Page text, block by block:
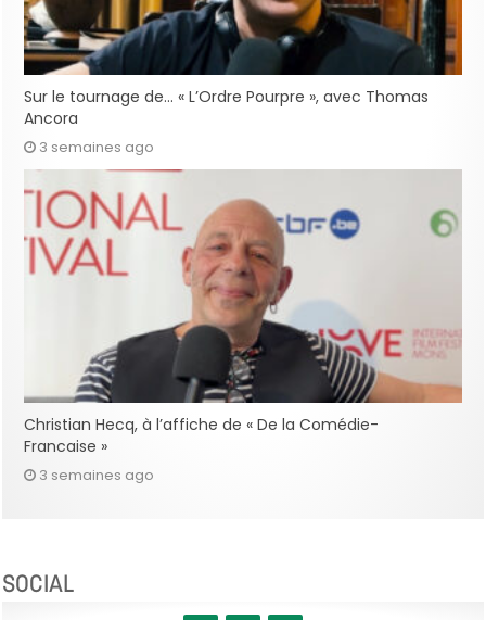
Sur le tournage de… « L’Ordre Pourpre », avec Thomas
Ancora
3 semaines ago
Christian Hecq, à l’affiche de « De la Comédie-
Francaise »
3 semaines ago
SOCIAL